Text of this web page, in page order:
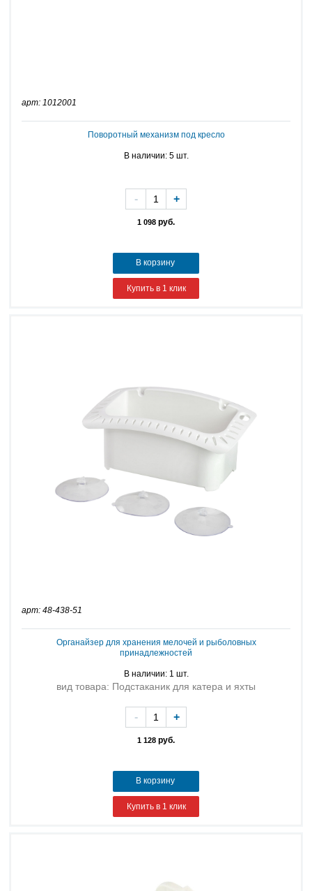
арт: 1012001
Поворотный механизм под кресло
В наличии: 5 шт.
1 098 руб.
- +
В корзину
Купить в 1 клик
арт: 48-438-51
Органайзер для хранения мелочей и рыболовных
принадлежностей
В наличии: 1 шт.
вид товара: Подстаканик для катера и яхты
1 128 руб.
- +
В корзину
Купить в 1 клик